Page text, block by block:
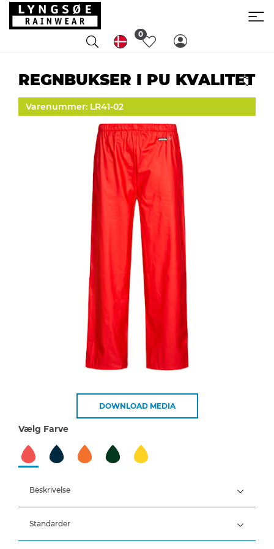
0
REGNBUKSER I PU KVALITET
Varenummer: LR41-02
DOWNLOAD MEDIA
Vælg Farve
Beskrivelse
100% Polyester, PU belægning, 170 g/m²
Standarder